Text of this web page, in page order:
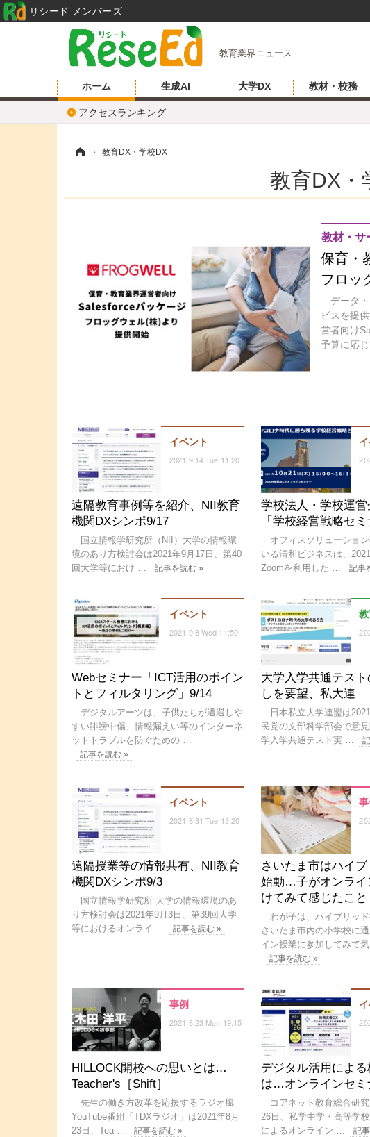
教育業界ニュース
ホーム
アクセスランキング
生成AI 大学DX 教材・校務
› 教育DX・学校DX
教育DX・
教材・サ
保育・
フロッ
データ・
ビスを提
営者向け
予算に応
イベント
2021.9.14 Tue 11:20
遠隔教育事例等を紹介、NII教育
機関DXシンポ9/17
国立情報学研究所（NII）大学の情報環
境のあり方検討会は2021年9月17日、第40
回大学等におけ …
記事を読む »
学校法人・学校運営
「学校経営戦略セ
オフィスソリューショ
いる清和ビジネスは、
Zoomを利用した …
記事
イベント
2021.9.8 Wed 11:50
Webセミナー「ICT活用のポイン
トとフィルタリング」9/14
デジタルアーツは、子供たちが遭遇しや
すい誹謗中傷、情報漏えい等のインターネ
ットトラブルを防ぐための …
記事を読む »
大学入学共通テスト
しを要望、私大連
日本私立大学連盟は
民党の文部科学部会で意
学入学共通テスト実 …
イベント
2021.8.31 Tue 13:20
遠隔授業等の情報共有、NII教育
機関DXシンポ9/3
国立情報学研究所 大学の情報環境のあ
り方検討会は2021年9月3日、第39回大学
等におけるオンライ …
記事を読む »
事
さいたま市はハイ
始動…子がオンライ
けてみて感じたこと
わが子は、ハイブリッ
さいたま市内の小学校に
イン授業に参加してみて
記事を読む »
事例
2021.8.23 Mon 19:15
HILLOCK開校への思いとは…
Teacher's［Shift］
先生の働き方改革を応援するラジオ風
YouTube番組「TDXラジオ」は2021年8月
23日、Tea …
記事を読む »
デジタル活用による
は…オンラインセミ
コアネット教育総合研究
26日、私学中学・高等学
によるオンライン …
記
リシード メンバーズ